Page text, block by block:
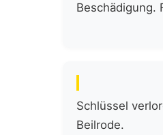
Beschädigung.
Schlüssel
Beilrode.